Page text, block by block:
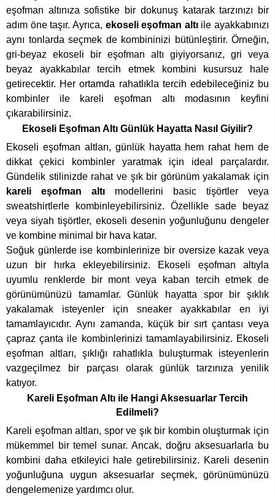
eşofman altınıza sofistike bir dokunuş katarak tarzınızı bir
adım öne taşır. Ayrıca, ekoseli eşofman altıile ayakkabınızı
aynı tonlarda seçmek de kombininizi bütünleştirir. Örneğin,
gri-beyaz ekoseli bir eşofman altı giyiyorsanız, gri veya
beyaz ayakkabılar tercih etmek kombini kusursuz hale
getirecektir. Her ortamda rahatlıkla tercih edebileceğiniz bu
kombinler ile kareli eşofman altı modasının keyfini
çıkarabilirsiniz.
Ekoseli Eşofman Altı Günlük Hayatta Nasıl Giyilir?
Ekoseli eşofman altları, günlük hayatta hem rahat hem de
dikkat çekici kombinler yaratmak için ideal parçalardır.
Gündelik stilinizde rahat ve şık bir görünüm yakalamak için
kareli eşofman altı modellerini basic tişörtler veya
sweatshirtlerle kombinleyebilirsiniz. Özellikle sade beyaz
veya siyah tişörtler, ekoseli desenin yoğunluğunu dengeler
ve kombine minimal bir hava katar.
Soğuk günlerde ise kombinlerinize bir oversize kazak veya
uzun bir hırka ekleyebilirsiniz. Ekoseli eşofman altıyla
uyumlu renklerde bir mont veya kaban tercih etmek de
görünümünüzü tamamlar. Günlük hayatta spor bir şıklık
yakalamak isteyenler için sneaker ayakkabılar en iyi
tamamlayıcıdır. Aynı zamanda, küçük bir sırt çantası veya
çapraz çanta ile kombinlerinizi tamamlayabilirsiniz. Ekoseli
eşofman altları, şıklığı rahatlıkla buluşturmak isteyenlerin
vazgeçilmez bir parçası olarak günlük tarzınıza yenilik
katıyor.
Kareli Eşofman Altı ile Hangi Aksesuarlar Tercih
Edilmeli?
Kareli eşofman altları, spor ve şık bir kombin oluşturmak için
mükemmel bir temel sunar. Ancak, doğru aksesuarlarla bu
kombini daha etkileyici hale getirebilirsiniz. Kareli desenin
yoğunluğuna uygun aksesuarlar seçmek, görünümünüzü
dengelemenize yardımcı olur.